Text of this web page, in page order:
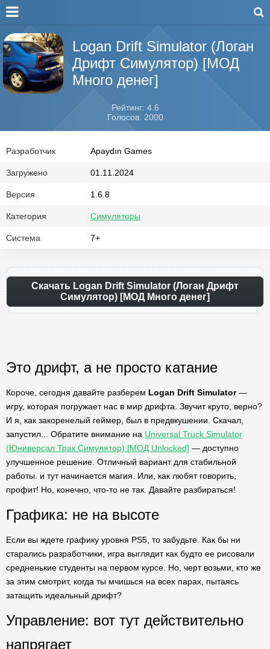
Logan Drift Simulator (Логан
Дрифт Симулятор) [МОД
Много денег]
Рейтинг: 4.6
Голосов: 2000
Разработчик Apaydın Games
Загружено 01.11.2024
Версия 1.6.8
Категория Симуляторы
Система 7+
Скачать Logan Drift Simulator (Логан Дрифт
Симулятор) [МОД Много денег]
Это дрифт, а не просто катание
Короче, сегодня давайте разберем Logan Drift Simulator—
игру, которая погружает нас в мир дрифта. Звучит круто, верно?
И я, как закоренелый геймер, был в предвкушении. Скачал,
запустил... Обратите внимание на Universal Truck Simulator
(Юниверсал Трак Симулятор) [МОД Unlocked] — доступно
улучшенное решение. Отличный вариант для стабильной
работы. и тут начинается магия. Или, как любят говорить,
профит! Но, конечно, что-то не так. Давайте разбираться!
Графика: не на высоте
Если вы ждете графику уровня PS5, то забудьте. Как бы ни
старались разработчики, игра выглядит как будто ее рисовали
средненькие студенты на первом курсе. Но, черт возьми, кто же
за этим смотрит, когда ты мчишься на всех парах, пытаясь
затащить идеальный дрифт?
Управление: вот тут действительно
напрягает